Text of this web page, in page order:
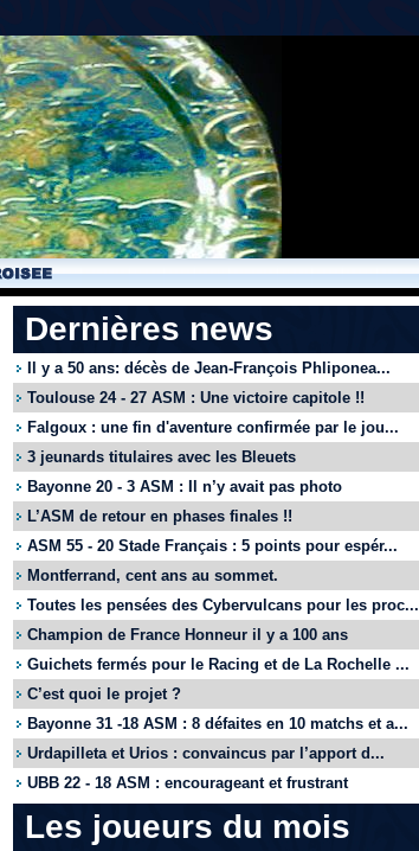
Dernières news
Il y a 50 ans: décès de Jean-François Phliponea...
Toulouse 24 - 27 ASM : Une victoire capitole !!
Falgoux : une fin d'aventure confirmée par le jou...
3 jeunards titulaires avec les Bleuets
Bayonne 20 - 3 ASM : Il n’y avait pas photo
L’ASM de retour en phases finales !!
ASM 55 - 20 Stade Français : 5 points pour espér...
Montferrand, cent ans au sommet.
Toutes les pensées des Cybervulcans pour les proc...
Champion de France Honneur il y a 100 ans
Guichets fermés pour le Racing et de La Rochelle ...
C’est quoi le projet ?
Bayonne 31 -18 ASM : 8 défaites en 10 matchs et a...
Urdapilleta et Urios : convaincus par l’apport d...
UBB 22 - 18 ASM : encourageant et frustrant
Les joueurs du mois